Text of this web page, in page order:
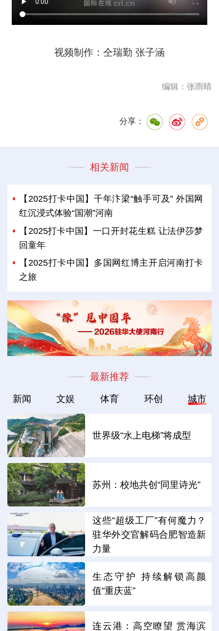
视频制作：仝瑞勤 张子涵
编辑：张雨晴
分享：
相关新闻
【2025打卡中国】千年汴梁“触手可及” 外国网
红沉浸式体验“国潮”河南
【2025打卡中国】一口开封花生糕 让法伊莎梦
回童年
【2025打卡中国】多国网红博主开启河南打卡
之旅
最新推荐
新闻 文娱 体育 环创 城市
世界级“水上电梯”将成型
苏州：校地共创“同里诗光”
这些“超级工厂”有何魔力？
驻华外交官解码合肥智造新
力量
生态守护 持续解锁高颜
值“重庆蓝”
连云港：高空瞭望 赏海滨